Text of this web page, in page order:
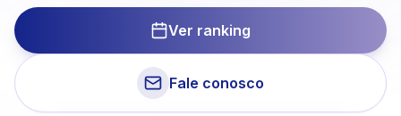
Ver ranking
Fale conosco